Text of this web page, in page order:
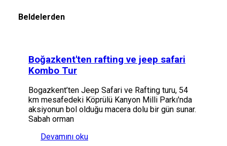
Beldelerden
Boğazkent'ten rafting ve jeep safari
Kombo Tur
Bogazkent’ten Jeep Safari ve Rafting turu, 54
km mesafedeki Köprülü Kanyon Milli Parkı'nda
aksiyonun bol olduğu macera dolu bir gün sunar.
Sabah orman
Devamını oku